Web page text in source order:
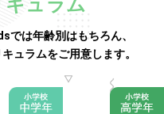
ュラム
では年齢別はもちろん、
ュラムをご用意します。